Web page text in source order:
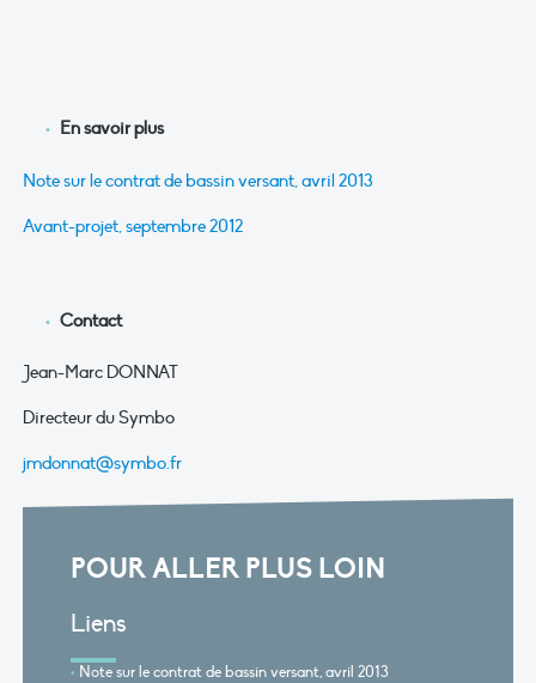
En savoir plus
Note sur le contrat de bassin versant, avril 2013
Avant-projet, septembre 2012
Contact
Jean-Marc DONNAT
Directeur du Symbo
jmdonnat@symbo.fr
POUR ALLER PLUS LOIN
Liens
Note sur le contrat de bassin versant, avril 2013